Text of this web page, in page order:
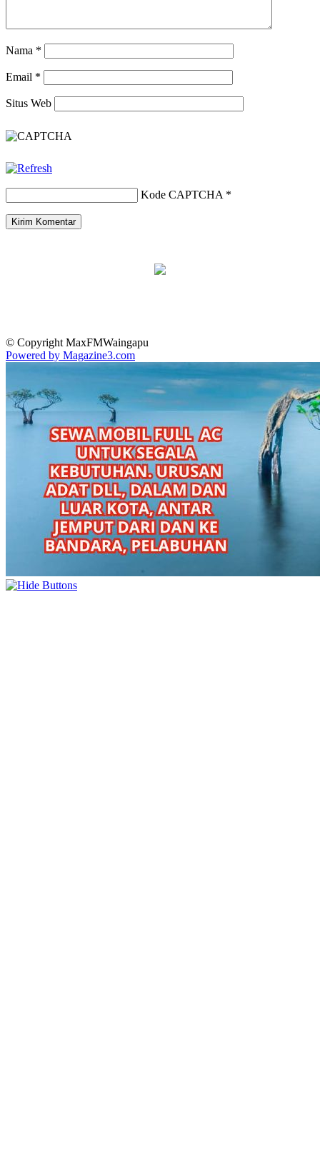
Nama *
Email *
Situs Web
Kode CAPTCHA *
© Copyright MaxFMWaingapu
Powered by Magazine3.com